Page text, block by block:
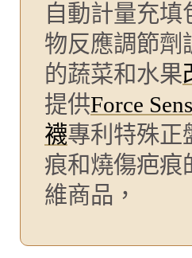
自動計量充
物反應調節劑
的蔬菜和水果
提供Force
襪專利特殊正
痕和燒傷疤痕
維商品，